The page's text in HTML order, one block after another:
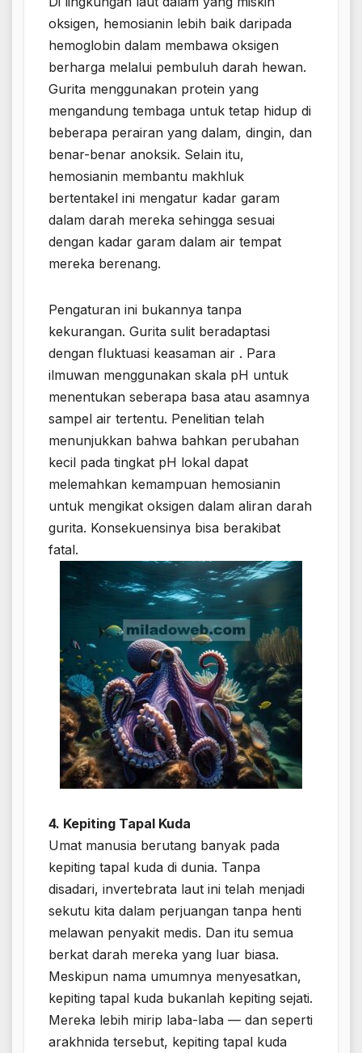
oksigen, hemosianin lebih baik daripada
hemoglobin dalam membawa oksigen
berharga melalui pembuluh darah hewan.
Gurita menggunakan protein yang
mengandung tembaga untuk tetap hidup di
beberapa perairan yang dalam, dingin, dan
benar-benar anoksik. Selain itu,
hemosianin membantu makhluk
bertentakel ini mengatur kadar garam
dalam darah mereka sehingga sesuai
dengan kadar garam dalam air tempat
mereka berenang.
Pengaturan ini bukannya tanpa
kekurangan. Gurita sulit beradaptasi
dengan fluktuasi keasaman air . Para
ilmuwan menggunakan skala pH untuk
menentukan seberapa basa atau asamnya
sampel air tertentu. Penelitian telah
menunjukkan bahwa bahkan perubahan
kecil pada tingkat pH lokal dapat
melemahkan kemampuan hemosianin
untuk mengikat oksigen dalam aliran darah
gurita. Konsekuensinya bisa berakibat
fatal.
4. Kepiting Tapal Kuda
Umat ​​manusia berutang banyak pada
kepiting tapal kuda di dunia. Tanpa
disadari, invertebrata laut ini telah menjadi
sekutu kita dalam perjuangan tanpa henti
melawan penyakit medis. Dan itu semua
berkat darah mereka yang luar biasa.
Meskipun nama umumnya menyesatkan,
kepiting tapal kuda bukanlah kepiting sejati.
Mereka lebih mirip laba-laba — dan seperti
arakhnida tersebut, kepiting tapal kuda